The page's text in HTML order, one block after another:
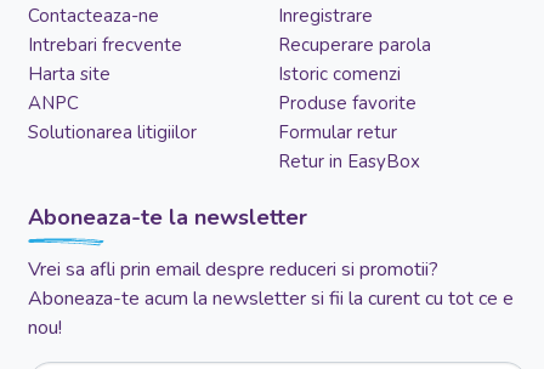
Contacteaza-ne
Intrebari frecvente
Harta site
ANPC
Solutionarea litigiilor
Inregistrare
Recuperare parola
Istoric comenzi
Produse favorite
Formular retur
Retur in EasyBox
Aboneaza-te la newsletter
Vrei sa afli prin email despre reduceri si promotii?
Aboneaza-te acum la newsletter si fii la curent cu tot ce e
nou!